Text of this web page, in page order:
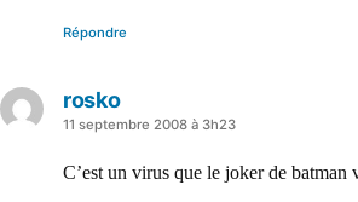
Répondre
rosko
a
dit :
11 septembre 2008 à 3h23
C’est un virus que le joker de batman